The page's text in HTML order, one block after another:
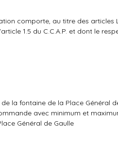
comporte, au titre des articles
1.5 du C.C.A.P. et dont le
la fontaine de la Place Général
avec minimum et
Général de Gaulle